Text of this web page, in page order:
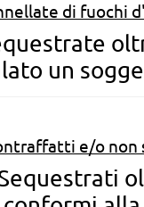
di fuochi
un
e/o non
Sequestrati